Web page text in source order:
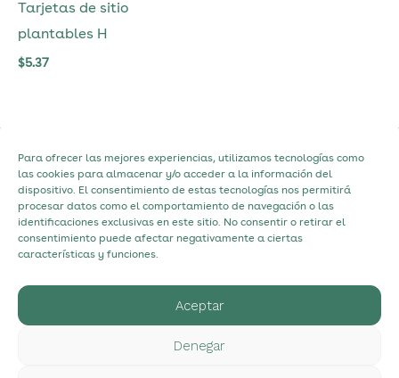
Para ofrecer las mejores experiencias, utilizamos tecnologías como
las cookies para almacenar y/o acceder a la información del
dispositivo. El consentimiento de estas tecnologías nos permitirá
procesar datos como el comportamiento de navegación o las
identificaciones exclusivas en este sitio. No consentir o retirar el
consentimiento puede afectar negativamente a ciertas
características y funciones.
Aceptar
Denegar
Tarjetas de sitio
plantables H
$5.37
Política de Privacidad
Política de Cookies
Contacto
hello@myecostudio.com
+34 630 98 31 91